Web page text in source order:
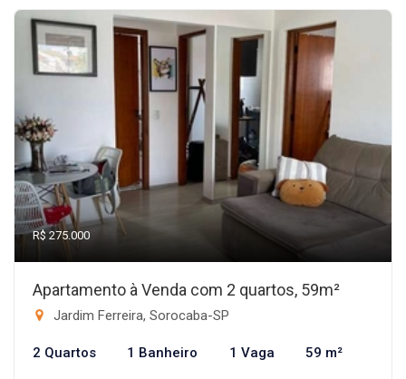
R$ 275.000
Apartamento à Venda com 2 quartos, 59m²
Jardim Ferreira, Sorocaba-SP
2 Quartos 1 Banheiro 1 Vaga 59 m²